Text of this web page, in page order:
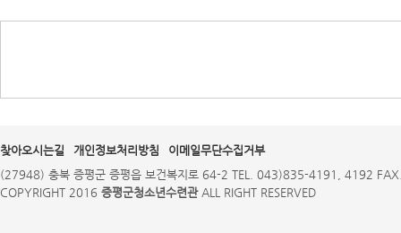
찾아오시는길 개인정보처리방침
이메일무단수집거부
(27948) 충북 증평군 증평읍 보건복지로 64-2 TEL. 043)835-4191, 4192
COPYRIGHT 2016 증평군청소년수련관ALL RIGHT RESERVED